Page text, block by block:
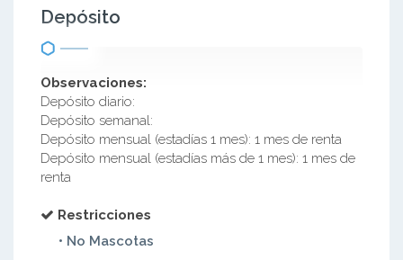
Depósito
Observaciones:
Depósito diario:
Depósito semanal:
Depósito mensual (estadías 1 mes): 1 mes de renta
Depósito mensual (estadías más de 1 mes): 1 mes de
renta
Restricciones
• No Mascotas